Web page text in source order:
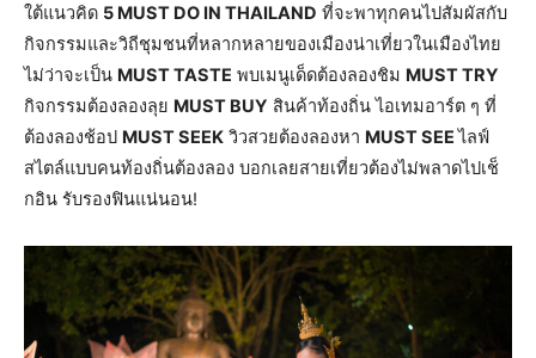
ใต้แนวคิด 5 MUST DO IN THAILAND ที่จะพาทุกคนไปสัมผัสกับ
กิจกรรมและวิถีชุมชนที่หลากหลายของเมืองน่าเที่ยวในเมืองไทย
ไม่ว่าจะเป็น MUST TASTE พบเมนูเด็ดต้องลองชิม MUST TRY
กิจกรรมต้องลองลุย MUST BUY สินค้าท้องถิ่น ไอเทมอาร์ต ๆ ที่
ต้องลองช้อป MUST SEEK วิวสวยต้องลองหา MUST SEEไลฟ์
สไตล์แบบคนท้องถิ่นต้องลอง บอกเลยสายเที่ยวต้องไม่พลาดไปเช็
กอิน รับรองฟินแน่นอน!